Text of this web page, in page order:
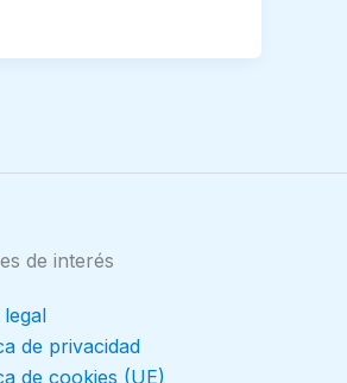
de interés
de privacidad
de cookies (UE)